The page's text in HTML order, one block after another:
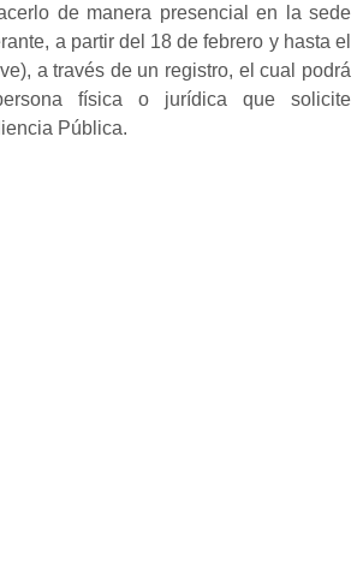
de manera presencial en la sede
a partir del 18 de febrero y hasta el
a través de un registro, el cual podrá
física o jurídica que solicite
Pública.